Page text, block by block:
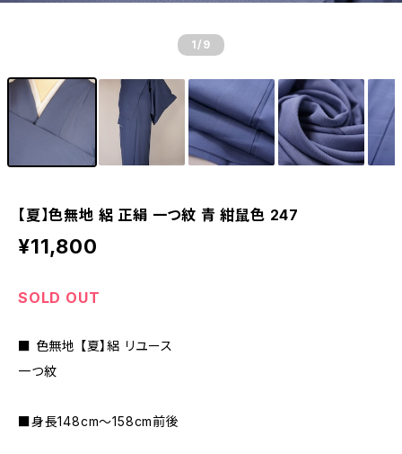
1 /9
【夏】色無地 絽 正絹 一つ紋 青 紺鼠色 247
¥11,800
SOLD OUT
■ 色無地 【夏】絽 リユース
一つ紋
■身長148cm～158cm前後